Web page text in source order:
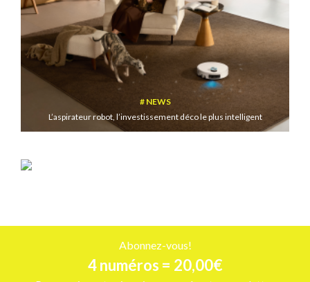
NEWS
L’aspirateur robot, l’investissement déco le plus intelligent
Abonnez-vous!
4 numéros = 20,00€